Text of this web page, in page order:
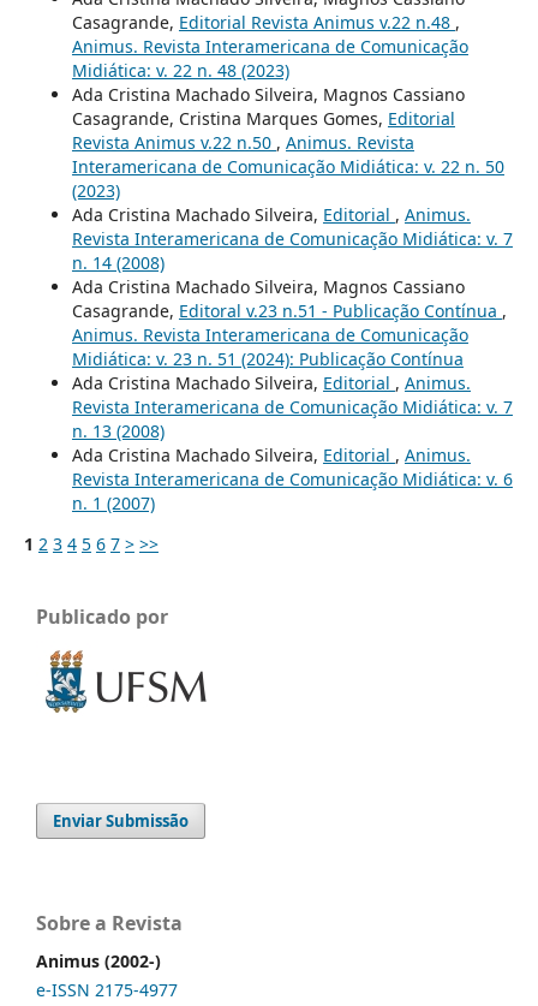
Casagrande, Editorial Revista Animus v.22 n.48 ,
Animus. Revista Interamericana de Comunicação
Midiática: v. 22 n. 48 (2023)
Ada Cristina Machado Silveira, Magnos Cassiano
Casagrande, Cristina Marques Gomes, Editorial
Revista Animus v.22 n.50 , Animus. Revista
Interamericana de Comunicação Midiática: v. 22 n. 50
(2023)
Ada Cristina Machado Silveira, Editorial , Animus.
Revista Interamericana de Comunicação Midiática: v. 7
n. 14 (2008)
Ada Cristina Machado Silveira, Magnos Cassiano
Casagrande, Editoral v.23 n.51 - Publicação Contínua ,
Animus. Revista Interamericana de Comunicação
Midiática: v. 23 n. 51 (2024): Publicação Contínua
Ada Cristina Machado Silveira, Editorial , Animus.
Revista Interamericana de Comunicação Midiática: v. 7
n. 13 (2008)
Ada Cristina Machado Silveira, Editorial , Animus.
Revista Interamericana de Comunicação Midiática: v. 6
n. 1 (2007)
1 2 3 4 5 6 7 > >>
Publicado por
Enviar Submissão
Sobre a Revista
Animus (2002-)
e-ISSN 2175-4977